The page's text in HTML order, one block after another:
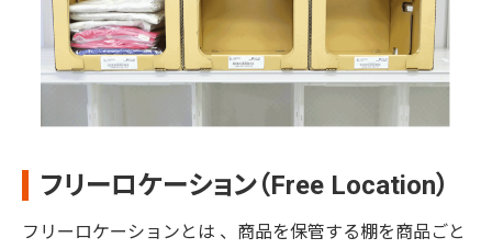
フリーロケーション（Free Location）
フリーロケーションとは 、商品を保管する棚を商品ごと